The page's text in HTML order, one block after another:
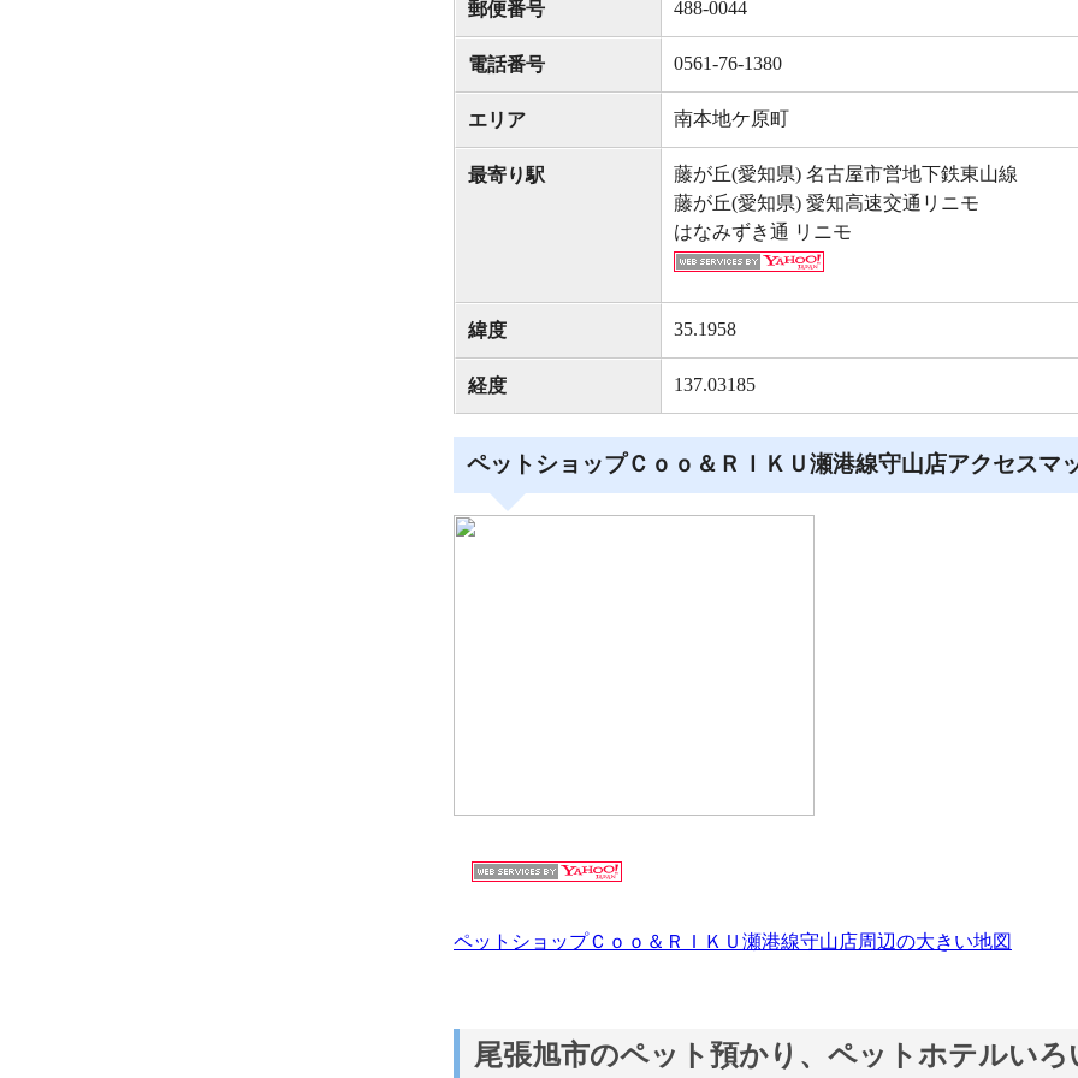
郵便番号 488-0044
電話番号 0561-76-1380
エリア 南本地ケ原町
最寄り駅
藤が丘(愛知県) 名古屋市営地下鉄東山線
藤が丘(愛知県) 愛知高速交通リニモ
はなみずき通 リニモ
緯度 35.1958
経度 137.03185
ペットショップＣｏｏ＆ＲＩＫＵ瀬港線守山店アクセスマ
ペットショップＣｏｏ＆ＲＩＫＵ瀬港線守山店周辺の大きい地図
尾張旭市のペット預かり、ペットホテルいろ